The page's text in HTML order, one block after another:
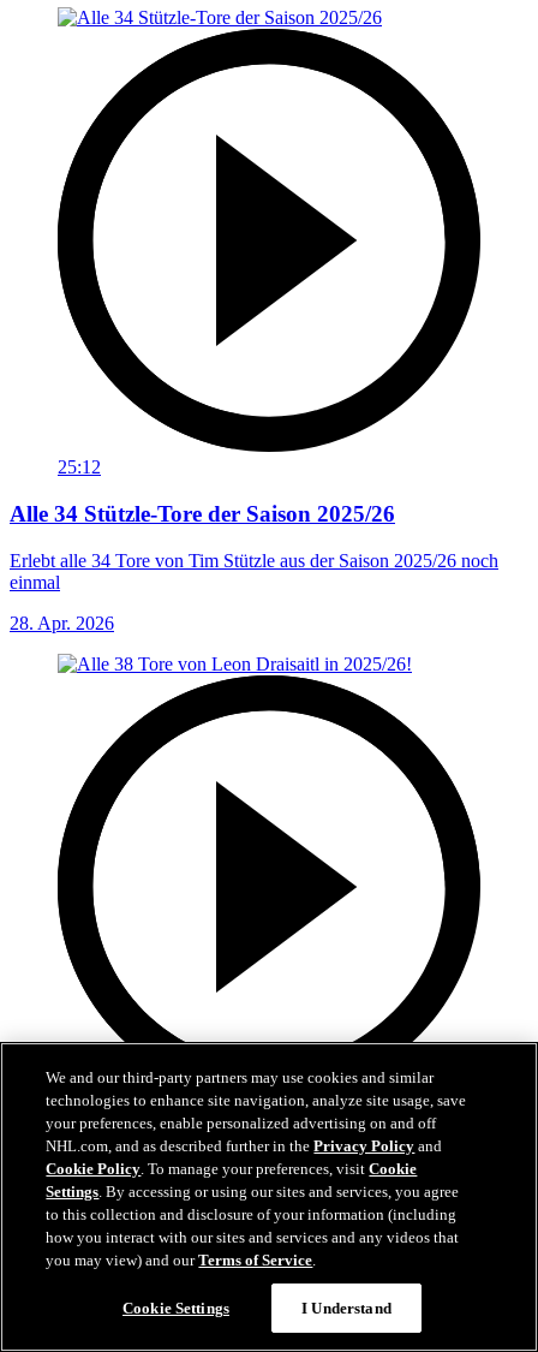
25:12
Alle 34 Stützle-Tore der Saison 2025/26
Erlebt alle 34 Tore von Tim Stützle aus der Saison 2025/26 noch
einmal
28. Apr. 2026
Alle 38 Tore von Leon Draisaitl in 2025/26!
Erlebt alle Tore von Leon Draisaitl in der Saison 2025/26 noch
einmal
07. Mai 2026
We and our third-party partners may use cookies and similar
technologies to enhance site navigation, analyze site usage, save
your preferences, enable personalized advertising on and off
NHL.com, and as described further in thePrivacy Policy and
Cookie Policy. To manage your preferences, visitCookie
Settings. By accessing or using our sites and services, you agree
to this collection and disclosure of your information (including
how you interact with our sites and services and any videos that
you may view) and ourTerms of Service.
Cookie Settings I Understand